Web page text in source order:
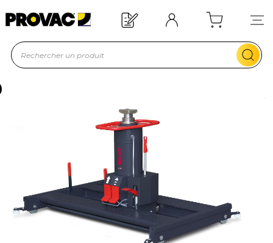
Offre de bienvenue : 20€ offerts !
En savoir plus